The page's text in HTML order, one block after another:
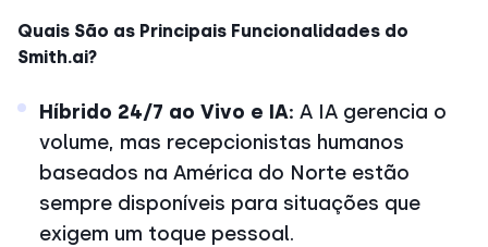
Quais São as Principais Funcionalidades do
Smith.ai?
Híbrido 24/7 ao Vivo e IA: A IA gerencia o
volume, mas recepcionistas humanos
baseados na América do Norte estão
sempre disponíveis para situações que
exigem um toque pessoal.